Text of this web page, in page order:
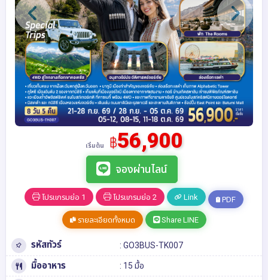
เริ่มต้น ฿56,900
จองผ่านไลน์
โปรแกรมย่อ 1 โปรแกรมย่อ 2 Link PDF
รายละเอียดทั้งหมด Share LINE
รหัสทัวร์ : GO3BUS-TK007
มื้ออาหาร : 15 มื้อ